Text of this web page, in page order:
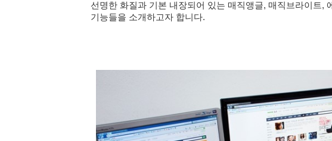
선명한 화질과 기본 내장되어 있는 매직앵글, 매직브라이트,
기능들을 소개하고자 합니다.